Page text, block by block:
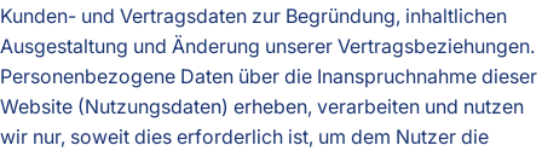
Kunden- und Vertragsdaten zur Begründung, inhaltlichen
Ausgestaltung und Änderung unserer Vertragsbeziehungen.
Personenbezogene Daten über die Inanspruchnahme dieser
Website (Nutzungsdaten) erheben, verarbeiten und nutzen
wir nur, soweit dies erforderlich ist, um dem Nutzer die